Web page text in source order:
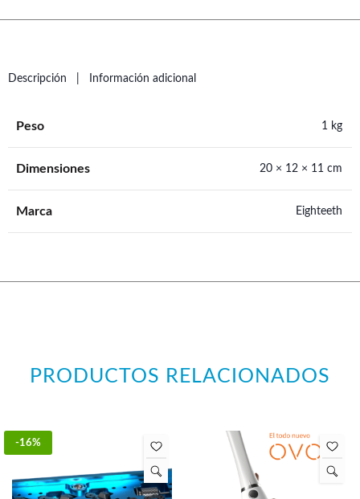
Descripción Información adicional
Peso 1 kg
Dimensiones 20 × 12 × 11 cm
Marca Eighteeth
PRODUCTOS RELACIONADOS
-16%